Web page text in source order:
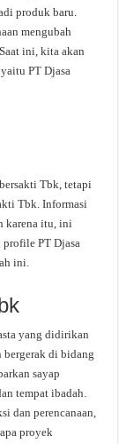
produk baru.
mengubah
ini, kita akan
PT Djasa
Tbk, tetapi
Tbk. Informasi
karena itu, ini
profile PT Djasa
ini.
yang didirikan
bergerak di bidang
sayap
tempat ibadah.
dan perencanaan,
proyek